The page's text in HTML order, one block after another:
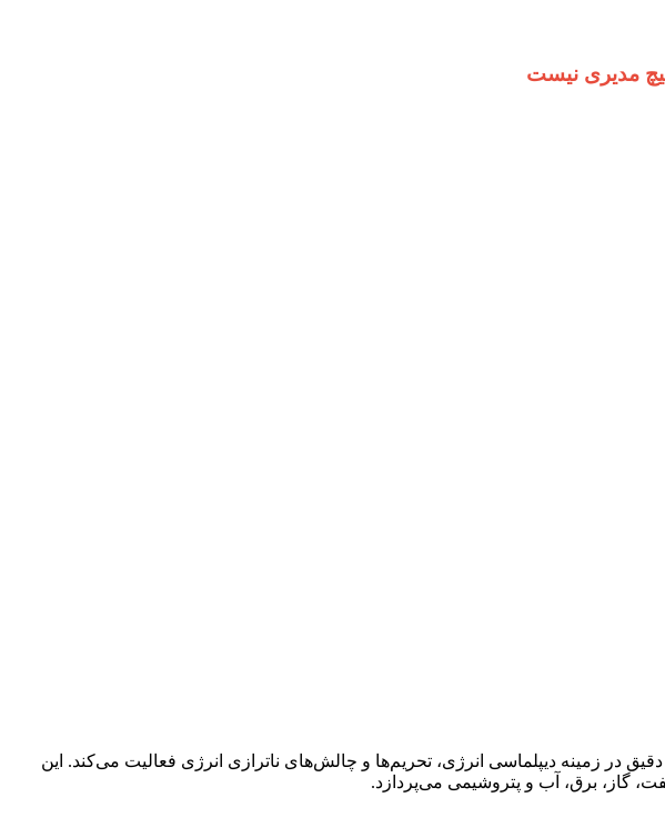
مدیری نیست
در زمینه دیپلماسی انرژی، تحریم‌ها و چالش‌های ناترازی انرژی فعالیت می‌کند. این
برق، آب و پتروشیمی می‌پردازد.